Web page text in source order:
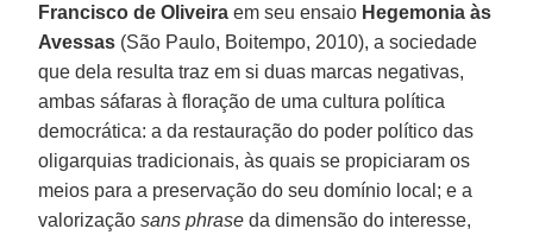
Francisco de Oliveira em seu ensaio Hegemonia às
Avessas (São Paulo, Boitempo, 2010), a sociedade
que dela resulta traz em si duas marcas negativas,
ambas sáfaras à floração de uma cultura política
democrática: a da restauração do poder político das
oligarquias tradicionais, às quais se propiciaram os
meios para a preservação do seu domínio local; e a
valorizaçãosans phrase da dimensão do interesse,